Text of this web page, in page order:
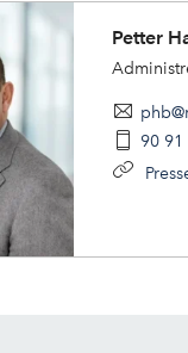
Petter
90